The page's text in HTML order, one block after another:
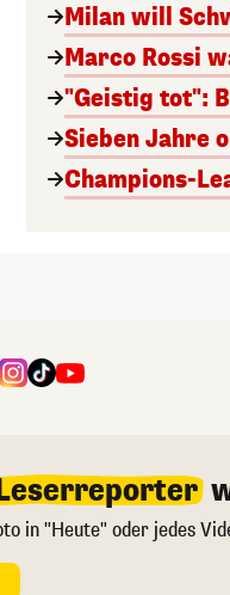
Milan will
Marco Rossi
"Geistig tot":
Sieben Jahre
Champions-
in "Heute" oder jedes